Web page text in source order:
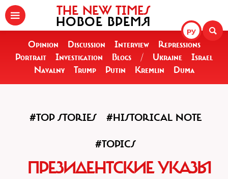
РУ
THE NEW TIMES
НОВОЕ ВРЕМЯ
Opinion Discussion Interview
Repressions
Portrait
Investigation Blogs / Ukraine
Israel
Navalny
Trump Putin Kremlin Duma
#TOP STORIES #HISTORICAL NOTE
#TOPICS
ПРЕЗИДЕНТСКИЕ УКАЗЫ